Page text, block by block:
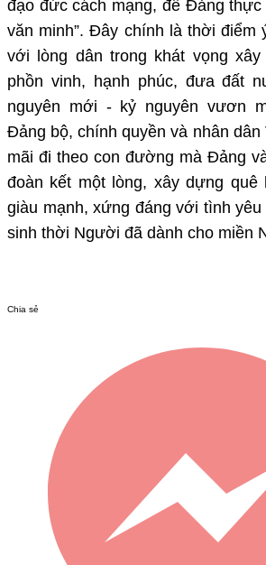
đạo đức cách mạng, để Đảng
văn minh”. Đây chính là thời điểm
với lòng dân trong khát vọng
phồn vinh, hạnh phúc, đưa đất
nguyên mới - kỷ nguyên vươn
Đảng bộ, chính quyền và nhân dân
mãi đi theo con đường mà Đảng
đoàn kết một lòng, xây dựng quê
giàu mạnh, xứng đáng với tình
sinh thời Người đã dành cho miền
Chia sẻ